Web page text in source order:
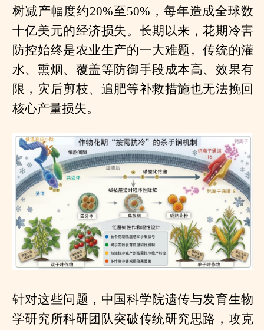
树减产幅度约20%至50%，每年造成全球数
十亿美元的经济损失。长期以来，花期冷害
防控始终是农业生产的一大难题。传统的灌
水、熏烟、覆盖等防御手段成本高、效果有
限，灾后剪枝、追肥等补救措施也无法挽回
核心产量损失。
针对这些问题，中国科学院遗传与发育生物
学研究所科研团队突破传统研究思路，攻克